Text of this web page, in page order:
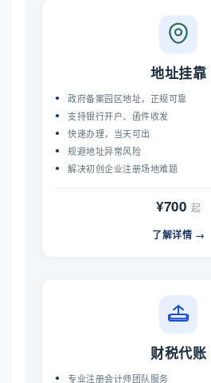
地址挂靠
政府备案园区地址，正规可靠
支持银行开户、函件收发
快速办理，当天可出
规避地址异常风险
解决初创企业注册场地难题
¥700 起
了解详情 →
财税代账
专业注册会计师团队服务